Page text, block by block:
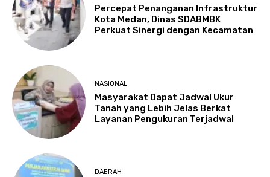
Percepat Penanganan Infrastruktur
Kota Medan, Dinas SDABMBK
Perkuat Sinergi dengan Kecamatan
NASIONAL
Masyarakat Dapat Jadwal Ukur
Tanah yang Lebih Jelas Berkat
Layanan Pengukuran Terjadwal
DAERAH